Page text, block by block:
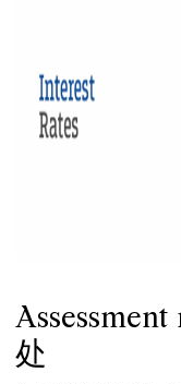
处